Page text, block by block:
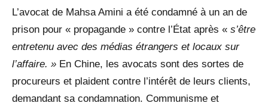
L’avocat de Mahsa Amini a été condamné à un an de
prison pour « propagande » contre l’État après « s’être
entretenu avec des médias étrangers et locaux sur
l’affaire. » En Chine, les avocats sont des sortes de
procureurs et plaident contre l’intérêt de leurs clients,
demandant sa condamnation. Communisme et